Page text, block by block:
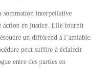
sommation interpellative
action en justice. Elle fournit
un différend à l’amiable.
peut suffire à éclaircir
entre des parties en